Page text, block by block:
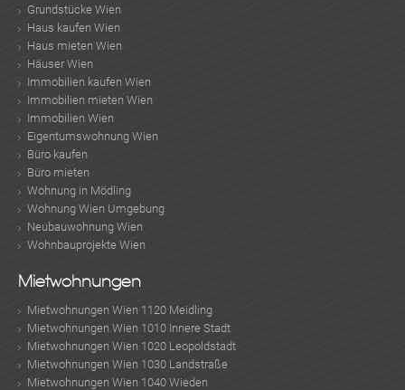
Grundstücke Wien
Haus kaufen Wien
Haus mieten Wien
Häuser Wien
Immobilien kaufen Wien
Immobilien mieten Wien
Immobilien Wien
Eigentumswohnung Wien
Büro kaufen
Büro mieten
Wohnung in Mödling
Wohnung Wien Umgebung
Neubauwohnung Wien
Wohnbauprojekte Wien
Mietwohnungen
Mietwohnungen Wien 1120 Meidling
Mietwohnungen Wien 1010 Innere Stadt
Mietwohnungen Wien 1020 Leopoldstadt
Mietwohnungen Wien 1030 Landstraße
Mietwohnungen Wien 1040 Wieden